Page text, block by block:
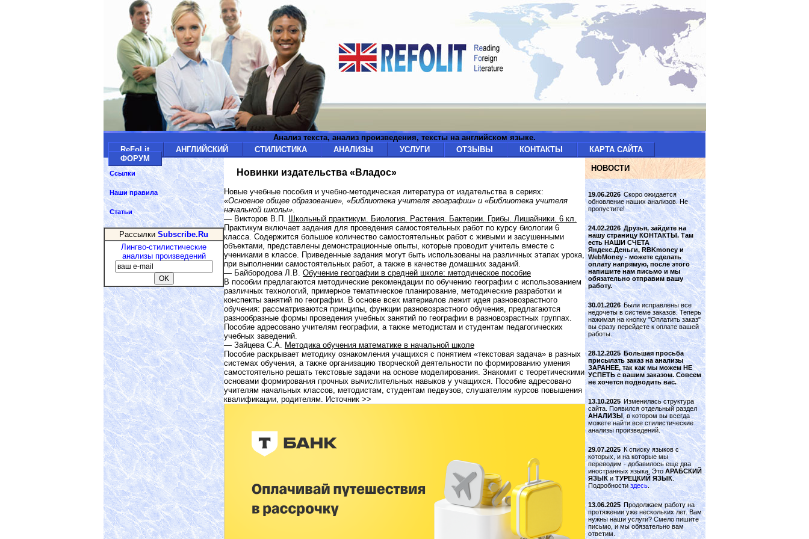
Анализ текста, анализ произведения, тексты на английском языке.
ReFoLit
АНГЛИЙСКИЙ СТИЛИСТИКА АНАЛИЗЫ УСЛУГИ ОТЗЫВЫ КОНТАКТЫ
КАРТА САЙТА
ФОРУМ
Новинки издательства «Владос»
Новые учебные пособия и учебно-методическая литература от издательства в сериях:
«Основное общее образование», «Библиотека учителя географии» и «Библиотека учителя
начальной школы».
— Викторов В.П. Школьный практикум. Биология. Растения. Бактерии. Грибы. Лишайники. 6 кл.
Практикум включает задания для проведения самостоятельных работ по курсу биологии 6
класса. Содержится большое количество самостоятельных работ с живыми и засушенными
объектами, представлены демонстрационные опыты, которые проводит учитель вместе с
учениками в классе. Приведенные задания могут быть использованы на различных этапах урока,
при выполнении самостоятельных работ, а также в качестве домашних заданий.
— Байбородова Л.В. Обучение географии в средней школе: методическое пособие
В пособии предлагаются методические рекомендации по обучению географии с использованием
различных технологий, примерное тематическое планирование, методические разработки и
конспекты занятий по географии. В основе всех материалов лежит идея разновозрастного
обучения: рассматриваются принципы, функции разновозрастного обучения, предлагаются
разнообразные формы проведения учебных занятий по географии в разновозрастных группах.
Пособие адресовано учителям географии, а также методистам и студентам педагогических
учебных заведений.
— Зайцева С.А. Методика обучения математике в начальной школе
Пособие раскрывает методику ознакомления учащихся с понятием «текстовая задача» в разных
системах обучения, а также организацию творческой деятельности по формированию умения
самостоятельно решать текстовые задачи на основе моделирования. Знакомит с теоретическими
основами формирования прочных вычислительных навыков у учащихся. Пособие адресовано
учителям начальных классов, методистам, студентам педвузов, слушателям курсов повышения
квалификации, родителям. Источник >>
Ссылки
Наши правила
Статьи
Рассылки Subscribe.Ru
Лингво-стилистические
анализы произведений
НОВОСТИ
19.06.2026 Скоро ожидается
обновление наших анализов. Не
пропустите!
24.02.2026 Друзья, зайдите на
нашу страницу КОНТАКТЫ. Там
есть НАШИ СЧЕТА
Яндекс.Деньги, RBKmoney и
WebMoney - можете сделать
оплату напрямую, после этого
напишите нам письмо и мы
обязательно отправим вашу
работу.
30.01.2026 Были исправлены все
недочеты в системе заказов. Теперь
нажимая на кнопку "Оплатить заказ"
вы сразу перейдете к оплате вашей
работы.
28.12.2025 Большая просьба
присылать заказ на анализы
ЗАРАНЕЕ, так как мы можем НЕ
УСПЕТЬ с вашим заказом. Совсем
не хочется подводить вас.
13.10.2025 Изменилась структура
сайта. Появился отдельный раздел
АНАЛИЗЫ, в котором вы всегда
можете найти все стилистические
анализы произведений.
29.07.2025 К списку языков с
которых, и на которые мы
переводим - добавилось еще два
иностранных языка. ЭтоАРАБСКИЙ
ЯЗЫКиТУРЕЦКИЙ ЯЗЫК.
Подробностиздесь
13.06.2025 Продолжаем работу на
протяжении уже нескольких лет. Вам
нужны наши услуги? Смело пишите
письмо, и мы обязательно вам
ответим.